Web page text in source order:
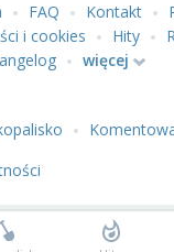
FAQ Kontakt
i cookies
Hity
więcej